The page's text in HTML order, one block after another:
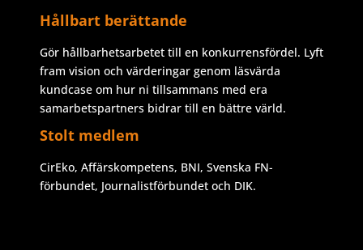
Hållbart berättande
Gör hållbarhetsarbetet till en konkurrensfördel. Lyft
fram vision och värderingar genom läsvärda
kundcase om hur ni tillsammans med era
samarbetspartners bidrar till en bättre värld.
Stolt medlem
CirEko, Affärskompetens, BNI, Svenska FN-
förbundet, Journalistförbundet och DIK.